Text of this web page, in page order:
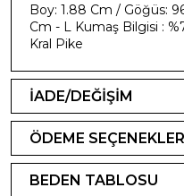
Boy: 1.88 Cm / Göğüs:
Cm - L Kumaş Bilgisi :
Kral Pike
İADE/DEĞİŞİM
ÖDEME
BEDEN TABLOSU